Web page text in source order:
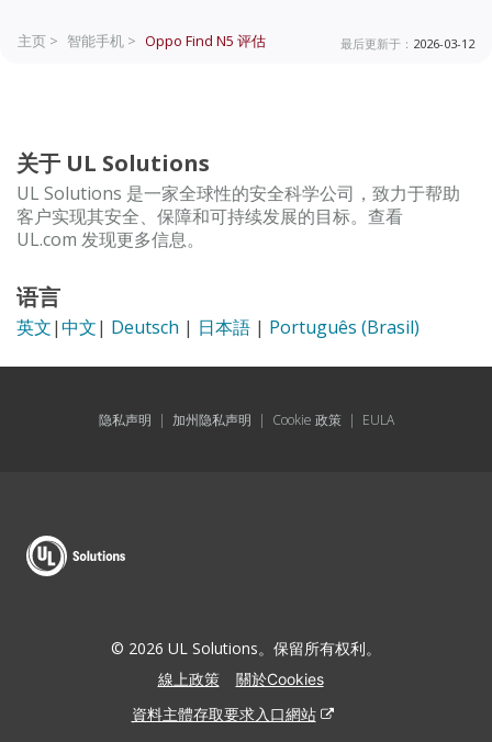
主页 > 智能手机 > Oppo Find N5 评估 最后更新于： 2026-03-12
关于 UL Solutions
UL Solutions 是一家全球性的安全科学公司，致力于帮助
客户实现其安全、保障和可持续发展的目标。查看
UL.com 发现更多信息。
语言
英文|中文| Deutsch | 日本語 | Português (Brasil)
隐私声明 | 加州隐私声明 | Cookie 政策| EULA
© 2026 UL Solutions。保留所有权利。
線上政策
關於Cookies
資料主體存取要求入口網站